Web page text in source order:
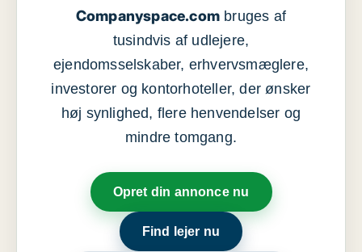
Companyspace.com bruges af
tusindvis af udlejere,
ejendomsselskaber, erhvervsmæglere,
investorer og kontorhoteller, der ønsker
høj synlighed, flere henvendelser og
mindre tomgang.
Opret din annonce nu
Find lejer nu